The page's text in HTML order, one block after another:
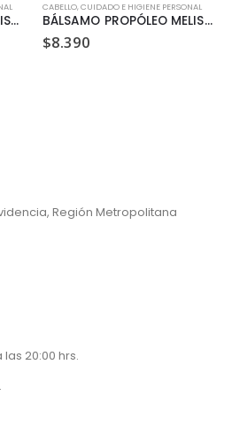
CHAMPÚ PROPÓLEO MELISA (300 ML)
CABELLO,CUIDADO E HIGIENE PERSONAL
BÁLSAMO PROPÓLEO MELISA (300 ML)
$8.390
Región Metropolitana
las 20:00 hrs.